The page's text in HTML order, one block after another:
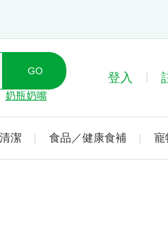
奶瓶奶嘴
登入
潔 食品／健康食補 寵